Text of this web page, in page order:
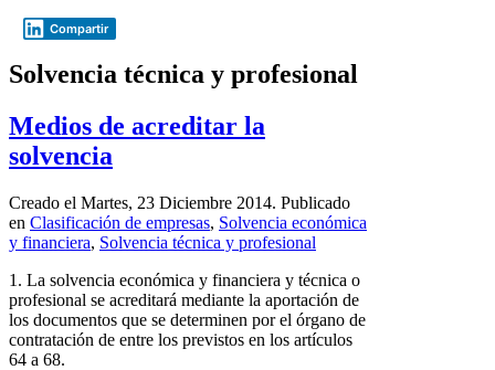
Compartir
Solvencia técnica y profesional
Medios de acreditar la
solvencia
Creado el Martes, 23 Diciembre 2014. Publicado
en Clasificación de empresas, Solvencia económica
y financiera, Solvencia técnica y profesional
1. La solvencia económica y financiera y técnica o
profesional se acreditará mediante la aportación de
los documentos que se determinen por el órgano de
contratación de entre los previstos en los artículos
64 a 68.